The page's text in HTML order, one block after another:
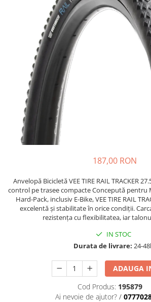
https://www.doctortrotineta.ro/lumini
Stop trotineta
https://www.doctortrotineta.ro/cadru
Aparatori (aripi)
Cricuri trotineta
Suruburi
Suspensie
187,00 RON
Anvelopă Bicicletă VEE TIRE RAIL TRACKER
control pe trasee compacte Concepută pentru
Hard-Pack, inclusiv E-Bike, VEE TIRE RAIL
excelentă și stabilitate în orice condiții.
rezistența cu flexibilitatea, iar
IN STOC
Durata de livrare: 24-
ADAUGA
Cod Produs: 195879
Ai nevoie de ajutor? /